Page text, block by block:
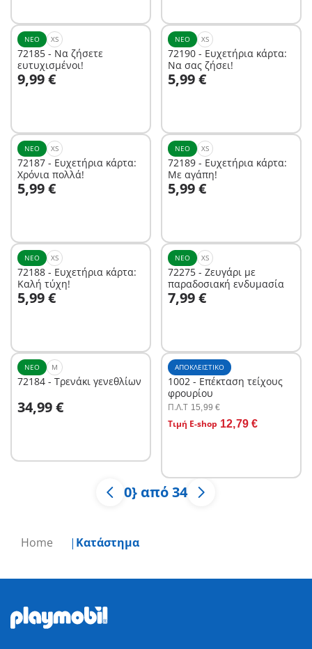
Home Κατάστημα
ΝΈΟ XS
72185 - Να ζήσετε
ευτυχισμένοι!
9,99 €
Στο καλάθι
ΝΈΟ XS
72190 - Ευχετήρια κάρτα:
Να σας ζήσει!
5,99 €
Στο καλάθι
ΝΈΟ XS
72187 - Ευχετήρια κάρτα:
Χρόνια πολλά!
5,99 €
Στο καλάθι
ΝΈΟ XS
72189 - Ευχετήρια κάρτα:
Με αγάπη!
5,99 €
Στο καλάθι
ΝΈΟ XS
72188 - Ευχετήρια κάρτα:
Καλή τύχη!
5,99 €
Στο καλάθι
ΝΈΟ XS
72275 - Ζευγάρι με
παραδοσιακή ενδυμασία
7,99 €
ΝΈΟ M
72184 - Τρενάκι γενεθλίων
34,99 €
ΑΠΟΚΛΕΙΣΤΙΚΌ
1002 - Επέκταση τείχους
φρουρίου
Π.Λ.T 15,99 €
Τιμή E-shop 12,79 €
Στο καλάθι
0} από 34